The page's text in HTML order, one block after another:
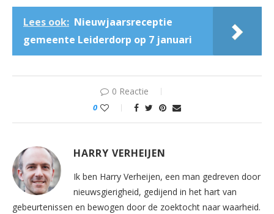
Lees ook: Nieuwjaarsreceptie
gemeente Leiderdorp op 7 januari
0 Reactie
0
HARRY VERHEIJEN
Ik ben Harry Verheijen, een man gedreven door
nieuwsgierigheid, gedijend in het hart van
gebeurtenissen en bewogen door de zoektocht naar waarheid.